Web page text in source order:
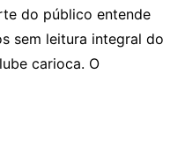
do público entende
sem leitura integral do
carioca. O